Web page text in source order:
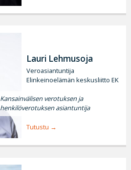
Lauri Lehmusoja
Veroasiantuntija
Elinkeinoelämän keskusliitto EK
Kansainvälisen verotuksen ja
henkilöverotuksen asiantuntija
Tutustu